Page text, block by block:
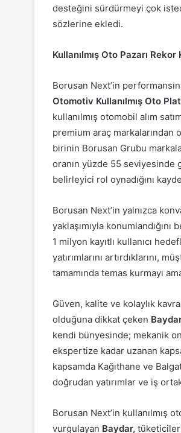
desteğini sürdürmeyi çok
sözlerine ekledi.
Kullanılmış Oto Pazarı Rekor
Borusan Next’in
Otomotiv Kullanılmış Oto
kullanılmış otomobil alım
premium araç markalarından
birinin Borusan Grubu
oranın yüzde 55 seviyesinde
belirleyici rol oynadığını
Borusan Next’in yalnızca
yaklaşımıyla konumlandığını
1 milyon kayıtlı kullanıcı
yatırımlarını artırdıklarını,
tamamında temas kurmayı
Güven, kalite ve kolaylık
olduğuna dikkat çeken
kendi bünyesinde; mekanik
ekspertize kadar uzanan
kapsamda Kağıthane ve
doğrudan yatırımlar ve iş
Borusan Next’in kullanılmış
vurgulayan Baydar,